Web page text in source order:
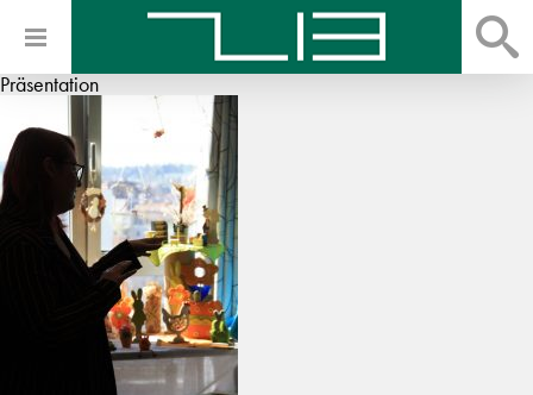
Präsentation